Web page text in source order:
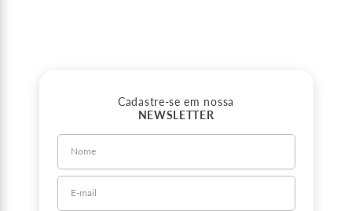
Cadastre-se em nossa
NEWSLETTER